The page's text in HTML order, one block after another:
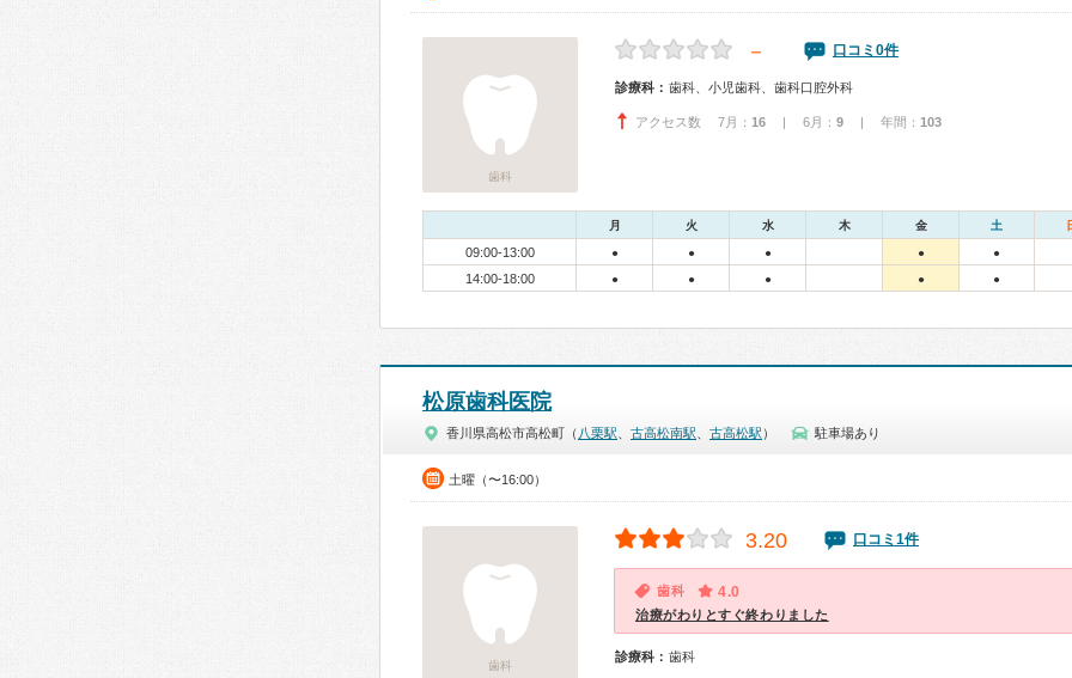
歯科
－ 口コミ0件
診療科： 歯科、小児歯科、歯科口腔外科
アクセス数 7月： 16 | 6月： 9 | 年間： 103
月 火 水 木 金 土
09:00-13:00 ● ● ● ● ●
14:00-18:00 ● ● ● ● ●
松原歯科医院
香川県高松市高松町（ 八栗駅 古高松南駅 古高松駅 ） 駐車場あり
土曜（〜16:00）
歯科
3.20 口コミ1件
歯科 4.0
治療がわりとすぐ終わりました
診療科： 歯科